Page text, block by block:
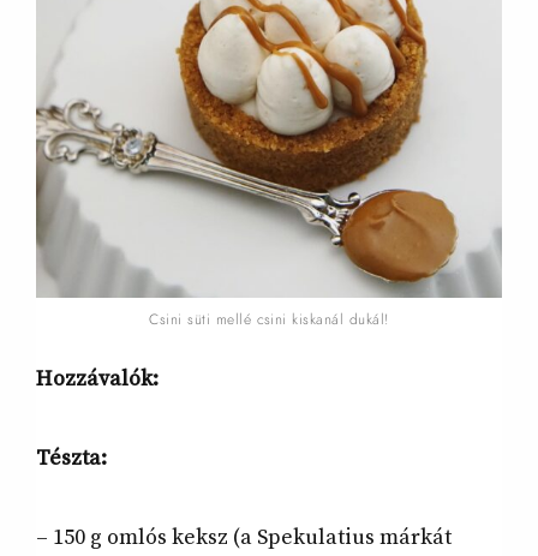
Csini süti mellé csini kiskanál dukál!
Hozzávalók:
Tészta:
– 150 g omlós keksz (a Spekulatius márkát